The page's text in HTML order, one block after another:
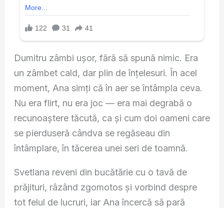
Dumitru zâmbi ușor, fără să spună nimic. Era
un zâmbet cald, dar plin de înțelesuri. În acel
moment, Ana simți că în aer se întâmpla ceva.
Nu era flirt, nu era joc — era mai degrabă o
recunoaștere tăcută, ca și cum doi oameni care
se pierduseră cândva se regăseau din
întâmplare, în tăcerea unei seri de toamnă.
Svetlana reveni din bucătărie cu o tavă de
prăjituri, râzând zgomotos și vorbind despre
tot felul de lucruri, iar Ana încercă să pară